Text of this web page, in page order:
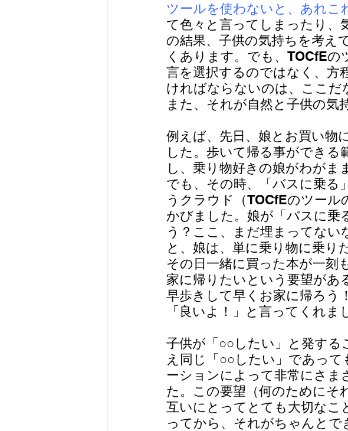
ツールを使わないと、あれこ
て色々と言ってしまったり、
の結果、子供の気持ちを考え
くあります。でも、TOCfE
言を選択するのではなく、方
ければならないのは、ここだ
また、それが自然と子供の気
例えば、先日、娘とお買い物
した。歩いて帰る事ができる
し、乗り物好きの娘がわがま
でも、その時、「バスに乗る
うクラウド（TOCfEのツー
かびました。娘が「バスに乗
う？ここ、まだ埋まってない
と、娘は、単に乗り物に乗り
その日一緒に買った本が一刻
家に帰りたいという要望があ
早歩きして早くお家に帰ろう
「良いよ！」と言ってくれま
子供が「○○したい」と発する
え同じ「○○したい」であっ
ーションによって非常にさま
た。この要望（何のためにそ
互いにとってとても大切なこ
ってから、それがちゃんとで